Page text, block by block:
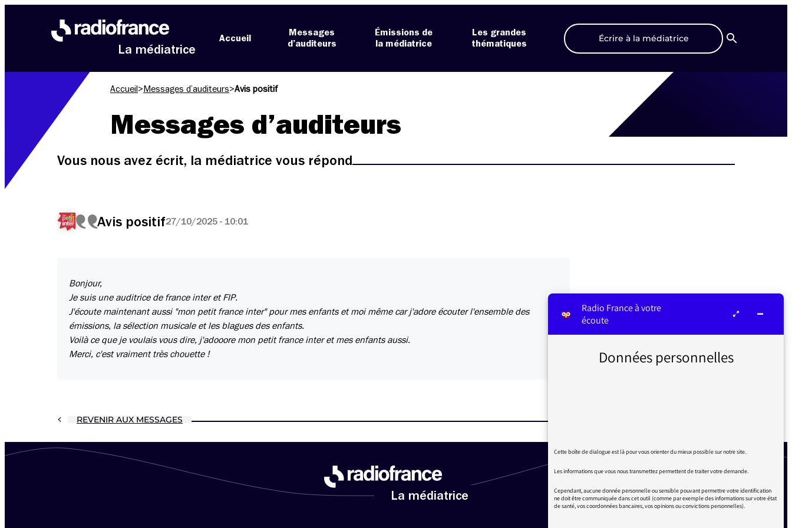
La médiatrice
Accueil
Messages
d’auditeurs
Émissions de
la médiatrice
Les grandes
thématiques
Écrire à la médiatrice
Recherche
Accueil > Messages d’auditeurs>Avis positif
Messages d’auditeurs
Vous nous avez écrit, la médiatrice vous répond
Avis positif27/10/2025 - 10:01
Bonjour,
Je suis une auditrice de france inter et FIP.
J'écoute maintenant aussi "mon petit france inter" pour mes enfants et moi même car j'adore écouter l'ensemble des
émissions, la sélection musicale et les blagues des enfants.
Voilà ce que je voulais vous dire, j'adooore mon petit france inter et mes enfants aussi.
Merci, c'est vraiment très chouette !
REVENIR AUX MESSAGES
La médiatrice
Radio France à votre
écoute
Données personnelles
Cette boîte de dialogue est là pour vous orienter du mieux possible sur notre site.
Les informations que vous nous transmettez permettent de traiter votre demande.
Cependant, aucune donnée personnelle ou sensible pouvant permettre votre identification
ne doit être communiquée dans cet outil (comme par exemple des informations sur votre état
de santé, vos coordonnées bancaires, vos opinions ou convictions personnelles).